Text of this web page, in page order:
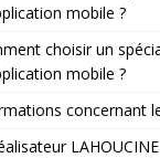
mobile ?
choisir un
mobile ?
concernant